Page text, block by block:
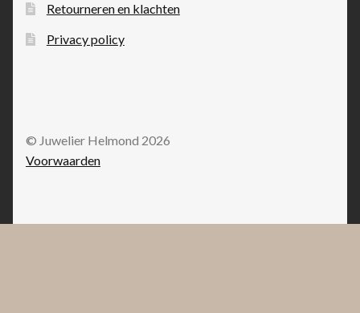
Retourneren en klachten
Privacy policy
© Juwelier Helmond 2026
Voorwaarden